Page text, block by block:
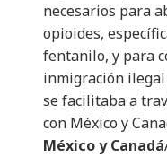
necesarios para
opioides,
fentanilo, y para
inmigración
se facilitaba a
con México y
México y Canadá